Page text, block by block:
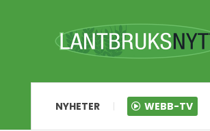
NYHETER WEBB-TV